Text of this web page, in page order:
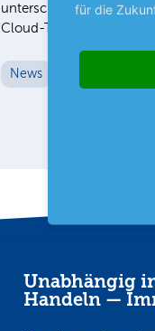
unterschiedlicher
Cloud-Tochter IONOS…
News
Unabhängig
Handeln —
für die